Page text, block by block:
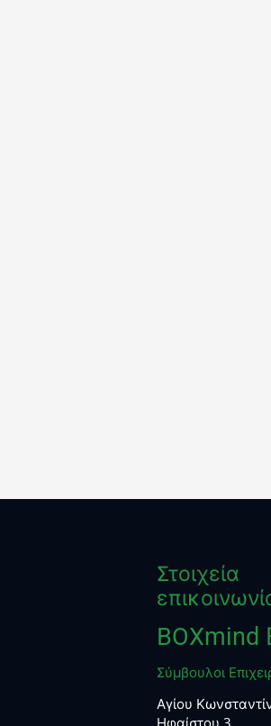
Στοιχεία
BOXmind
Σύμβουλοι
Αγίου
Ηφαίστου 3,